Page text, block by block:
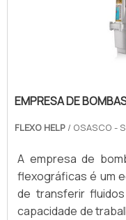
EMPRESA DE
FLEXO HELP / OSASCO -
A empresa de
flexográficas é um
de transferir
capacidade de